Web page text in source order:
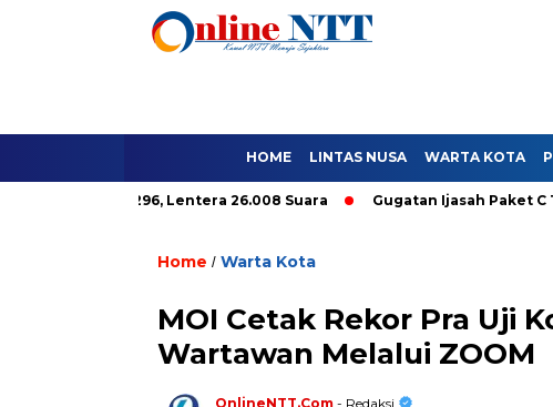
HOME LINTAS NUSA WARTA KOTA
Lentera 26.008 Suara Gugatan Ijasah Paket C Tidak
Home / Warta Kota
MOI Cetak Rekor Pra Uji
Wartawan Melalui ZOOM
OnlineNTT.Com - Redaksi